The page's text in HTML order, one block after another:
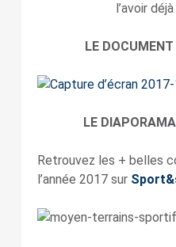
l’avoir
LE
LE
Retrouvez les + belles
l’année 2017 sur